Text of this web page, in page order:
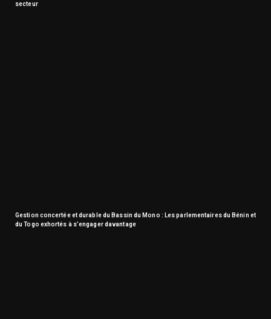
secteur
Gestion concertée et durable du Bassin du Mono : Les parlementaires du Bénin et
du Togo exhortés à s’engager davantage